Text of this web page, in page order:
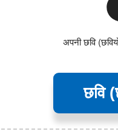
अपनी छवि
छवि